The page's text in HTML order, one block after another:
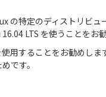
の特定のディストリビュ
LTS を使うことをお勧
用することをお勧めしま
です。